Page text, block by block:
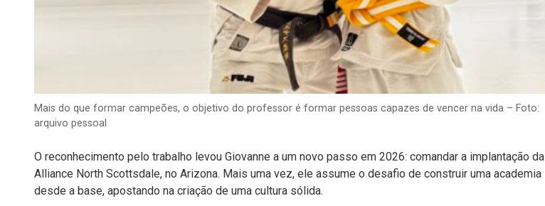
Mais do que formar campeões, o objetivo do professor é formar pessoas capazes de vencer na vida – Foto:
arquivo pessoal
O reconhecimento pelo trabalho levou Giovanne a um novo passo em 2026: comandar a implantação da
Alliance North Scottsdale, no Arizona. Mais uma vez, ele assume o desafio de construir uma academia
desde a base, apostando na criação de uma cultura sólida.